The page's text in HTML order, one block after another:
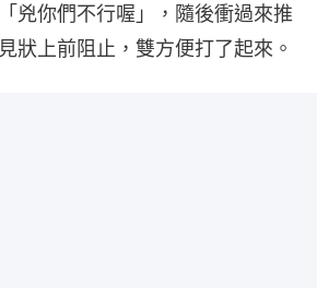
兇你們不行喔」，隨後衝過來推
狀上前阻止，雙方便打了起來。